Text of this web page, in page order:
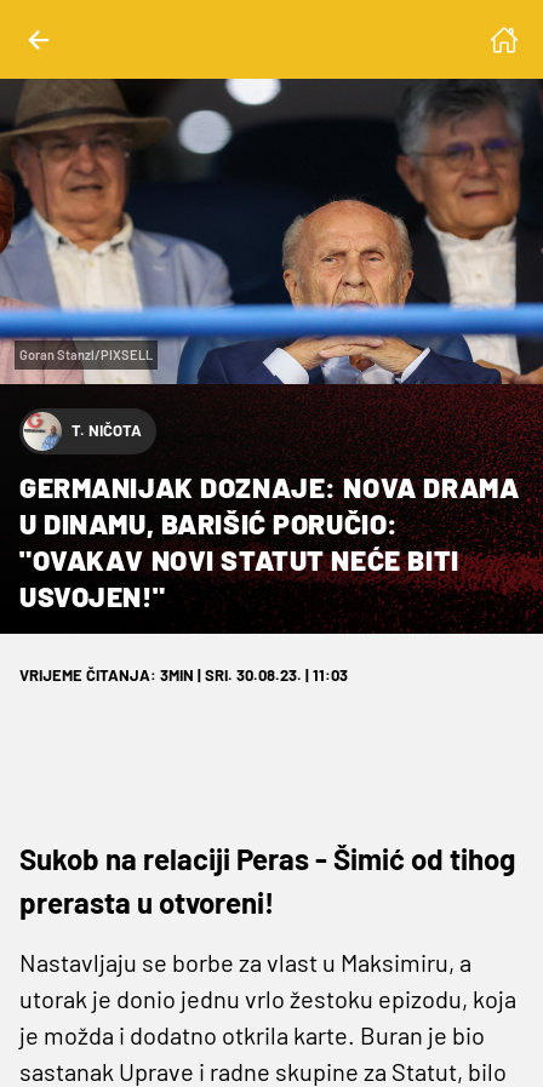
Goran Stanzl/PIXSELL
T. NIČOTA
GERMANIJAK DOZNAJE: NOVA DRAMA
U DINAMU, BARIŠIĆ PORUČIO:
"OVAKAV NOVI STATUT NEĆE BITI
USVOJEN!"
VRIJEME ČITANJA: 3MIN | SRI. 30.08.23. | 11:03
Sukob na relaciji Peras - Šimić od tihog
prerasta u otvoreni!
Nastavljaju se borbe za vlast u Maksimiru, a
utorak je donio jednu vrlo žestoku epizodu, koja
je možda i dodatno otkrila karte. Buran je bio
sastanak Uprave i radne skupine za Statut, bilo